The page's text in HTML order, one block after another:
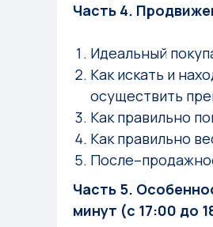
Часть 4.
Идеальный
Как искать и
осуществить
Как правильно
Как правильно
Часть 5.
минут (с 17:00 до